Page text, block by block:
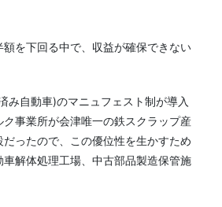
を下回る中で、収益が確保できない
み自動車)のマニュフェスト制が導入
事業所が会津唯一の鉄スクラップ産
ったので、この優位性を生かすため
解体処理工場、中古部品製造保管施